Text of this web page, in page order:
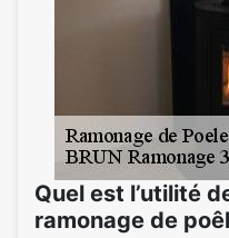
Quel est l’utilité
ramonage de